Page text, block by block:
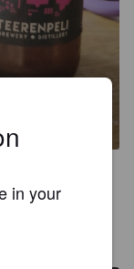
in your